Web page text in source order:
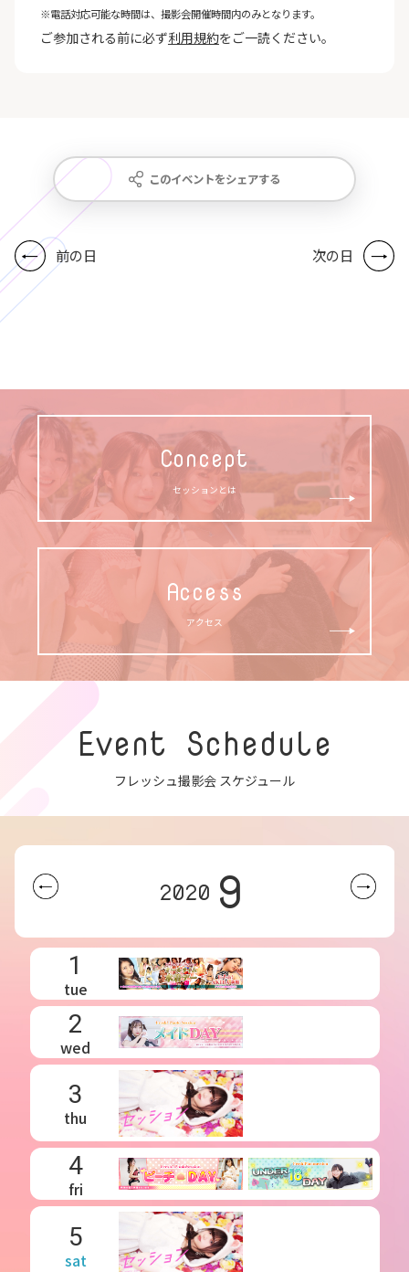
※電話対応可能な時間は、撮影会開催時間内のみとなります。
ご参加される前に必ず利用規約をご一読ください。
このイベントをシェアする
前の日 次の日
Concept
セッションとは
Access
アクセス
Event Schedule
フレッシュ撮影会 スケジュール
2020 9
1
tue
2
wed
3
thu
4
fri
5
sat